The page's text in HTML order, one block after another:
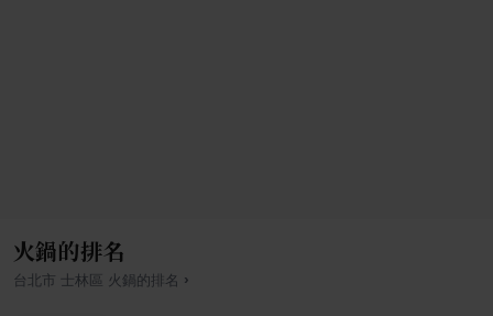
火鍋的排名
台北市 士林區 火鍋 的排名 ›